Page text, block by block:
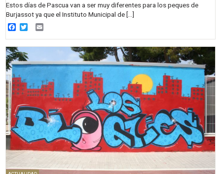
Estos días de Pascua van a ser muy diferentes para los peques de
Burjassot ya que el Instituto Municipal de […]
Facebook
Twitter